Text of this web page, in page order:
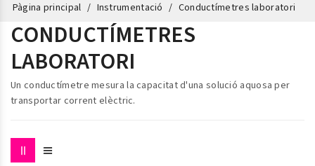
Pàgina principal Instrumentació Conductímetres laboratori
CONDUCTÍMETRES
LABORATORI
Un conductímetre mesura la capacitat d'una solució aquosa per
transportar corrent elèctric.